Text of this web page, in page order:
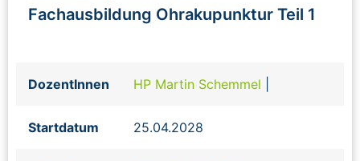
Fachausbildung Ohrakupunktur Teil 1
DozentInnen HP Martin Schemmel
Startdatum 25.04.2028